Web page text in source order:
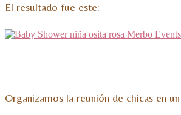
El resultado fue este:
Organizamos la reunión de chicas en